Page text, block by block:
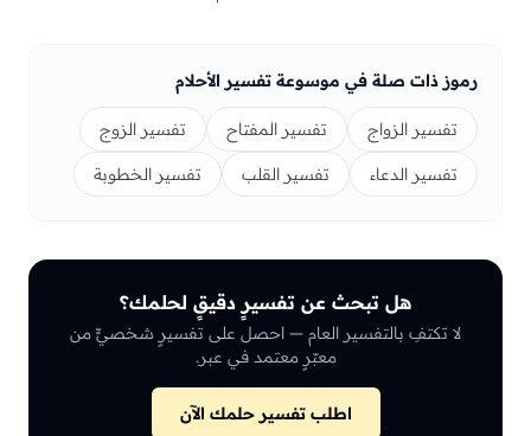
رموز ذات صلة في موسوعة تفسير الأحلام
تفسير الزواج تفسير المفتاح تفسير الزوج
تفسير الدعاء تفسير القلب تفسير الخطوبة
هل تبحث عن تفسيرٍ دقيقٍ لحلمك؟
لا تكتفِ بالتفسير العام — احصل على تفسيرٍ شخصيٍّ من
معبّرٍ معتمد في عبر.
اطلب تفسير حلمك الآن